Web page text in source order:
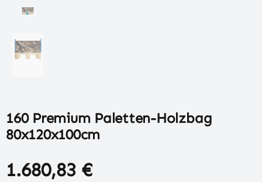
160 Premium Paletten-Holzbag
80x120x100cm
1.680,83 €